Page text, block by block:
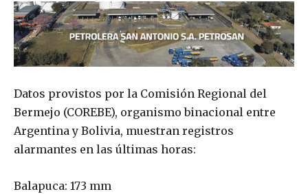
Datos provistos por la Comisión Regional del
Bermejo (COREBE), organismo binacional entre
Argentina y Bolivia, muestran registros
alarmantes en las últimas horas:
Balapuca: 173 mm